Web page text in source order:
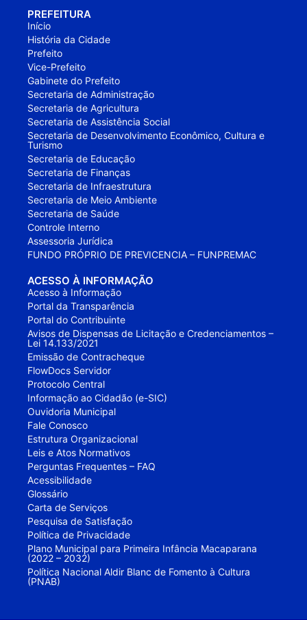
PREFEITURA
Início
História da Cidade
Prefeito
Vice-Prefeito
Gabinete do Prefeito
Secretaria de Administração
Secretaria de Agricultura
Secretaria de Assistência Social
Secretaria de Desenvolvimento Econômico, Cultura e
Turismo
Secretaria de Educação
Secretaria de Finanças
Secretaria de Infraestrutura
Secretaria de Meio Ambiente
Secretaria de Saúde
Controle Interno
Assessoria Jurídica
FUNDO PRÓPRIO DE PREVICENCIA – FUNPREMAC
ACESSO À INFORMAÇÃO
Acesso à Informação
Portal da Transparência
Portal do Contribuinte
Avisos de Dispensas de Licitação e Credenciamentos –
Lei 14.133/2021
Emissão de Contracheque
FlowDocs Servidor
Protocolo Central
Informação ao Cidadão (e-SIC)
Ouvidoria Municipal
Fale Conosco
Estrutura Organizacional
Leis e Atos Normativos
Perguntas Frequentes – FAQ
Acessibilidade
Glossário
Carta de Serviços
Pesquisa de Satisfação
Política de Privacidade
Plano Municipal para Primeira Infância Macaparana
(2022 – 2032)
Política Nacional Aldir Blanc de Fomento à Cultura
(PNAB)